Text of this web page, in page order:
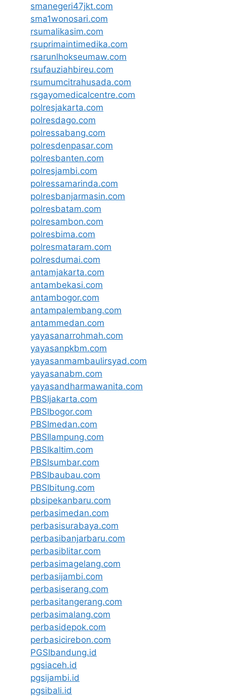
smanegeri47jkt.com
sma1wonosari.com
rsumalikasim.com
rsuprimaintimedika.com
rsarunlhokseumaw.com
rsufauziahbireu.com
rsumumcitrahusada.com
rsgayomedicalcentre.com
polresjakarta.com
polresdago.com
polressabang.com
polresdenpasar.com
polresbanten.com
polresjambi.com
polressamarinda.com
polresbanjarmasin.com
polresbatam.com
polresambon.com
polresbima.com
polresmataram.com
polresdumai.com
antamjakarta.com
antambekasi.com
antambogor.com
antampalembang.com
antammedan.com
yayasanarrohmah.com
yayasanpkbm.com
yayasanmambaulirsyad.com
yayasanabm.com
yayasandharmawanita.com
PBSIjakarta.com
PBSIbogor.com
PBSImedan.com
PBSIlampung.com
PBSIkaltim.com
PBSIsumbar.com
PBSIbaubau.com
PBSIbitung.com
pbsipekanbaru.com
perbasimedan.com
perbasisurabaya.com
perbasibanjarbaru.com
perbasiblitar.com
perbasimagelang.com
perbasijambi.com
perbasiserang.com
perbasitangerang.com
perbasimalang.com
perbasidepok.com
perbasicirebon.com
PGSIbandung.id
pgsiaceh.id
pgsijambi.id
pgsibali.id